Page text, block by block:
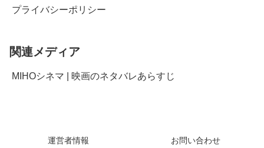
プライバシーポリシー
関連メディア
MIHOシネマ | 映画のネタバレあらすじ
運営者情報 お問い合わせ